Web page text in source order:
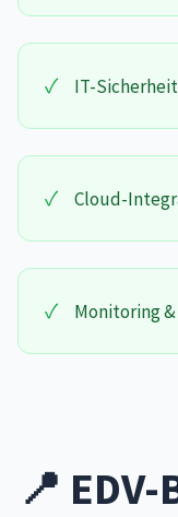
✓ IT-Sicherheit
✓ Cloud-
✓ Monitoring
📍